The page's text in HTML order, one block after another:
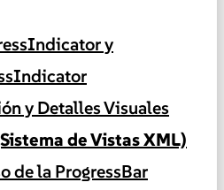
y
y Detalles Visuales
de Vistas XML)
de la ProgressBar